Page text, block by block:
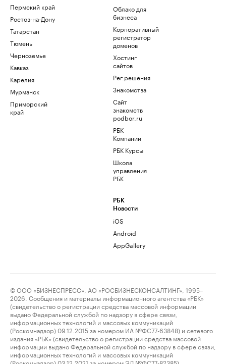
Пермский край
Ростов-на-Дону
Татарстан
Тюмень
Черноземье
Кавказ
Карелия
Мурманск
Приморский
край
Облако для
бизнеса
Корпоративный
регистратор
доменов
Хостинг
сайтов
Рег.решения
Знакомства
Сайт
знакомств
podbor.ru
РБК
Компании
РБК Курсы
Школа
управления
РБК
РБК
Новости
iOS
Android
AppGallery
© ООО «БИЗНЕСПРЕСС», АО «РОСБИЗНЕСКОНСАЛТИНГ», 1995–
2026. Сообщения и материалы информационного агентства «РБК»
(свидетельство о регистрации средства массовой информации
выдано Федеральной службой по надзору в сфере связи,
информационных технологий и массовых коммуникаций
(Роскомнадзор) 09.12.2015 за номером ИА №ФС77-63848) и сетевого
издания «РБК» (свидетельство о регистрации средства массовой
информации выдано Федеральной службой по надзору в сфере связи,
информационных технологий и массовых коммуникаций